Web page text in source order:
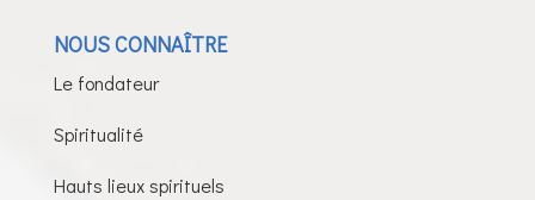
NOUS CONNAÎTRE
Le fondateur
Spiritualité
Hauts lieux spirituels